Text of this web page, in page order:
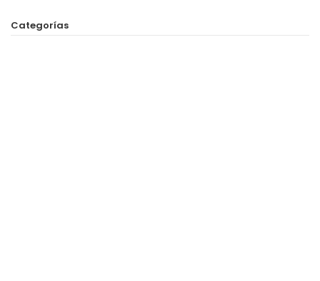
Categorías